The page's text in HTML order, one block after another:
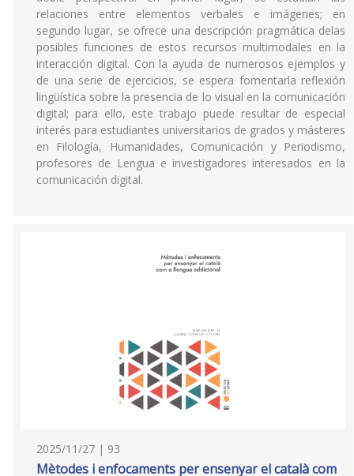
relaciones entre elementos verbales e imágenes; en
segundo lugar, se ofrece una descripción pragmática delas
posibles funciones de estos recursos multimodales en la
interacción digital. Con la ayuda de numerosos ejemplos y
de una serie de ejercicios, se espera fomentarla reflexión
lingüística sobre la presencia de lo visual en la comunicación
digital; para ello, este trabajo puede resultar de especial
interés para estudiantes universitarios de grados y másteres
en Filología, Humanidades, Comunicación y Periodismo,
profesores de Lengua e investigadores interesados en la
comunicación digital.
2025/11/27 | 93
Mètodes i enfocaments per ensenyar el català com